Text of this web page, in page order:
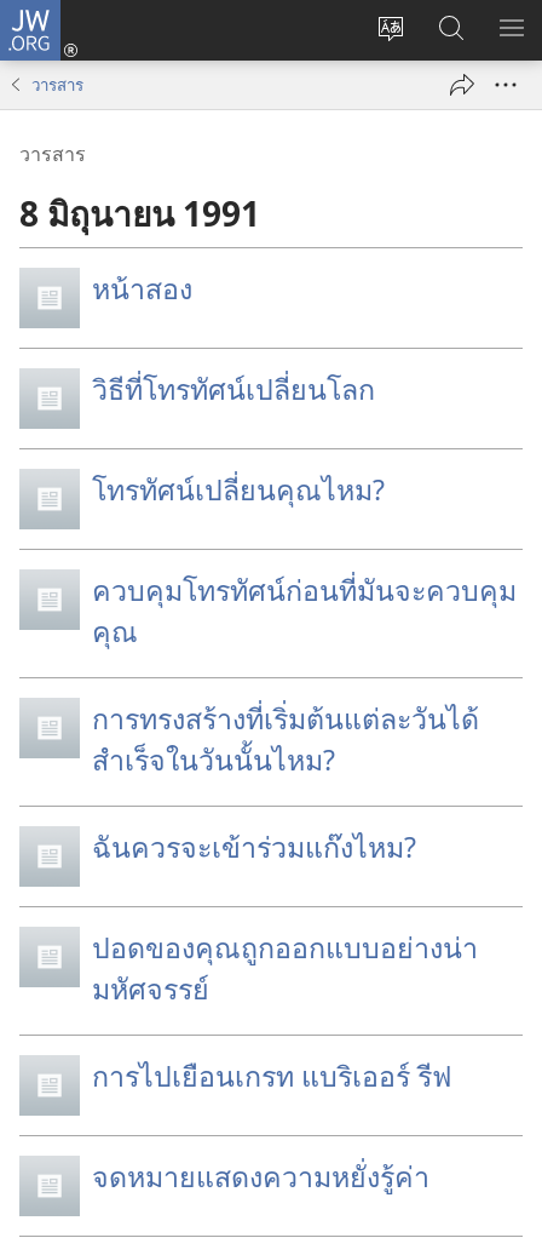
JW.ORG
เปลี่ยน
เข้า
(เปิด
ค้นหา
ใน
JW.ORG
แส
วารสาร
วารสาร
8 มิถุนายน 1991
หน้าสอง
วิธีที่โทรทัศน์เปลี่ยนโลก
โทรทัศน์เปลี่ยนคุณไหม?
ควบคุมโทรทัศน์ก่อนที่มันจะควบคุม
คุณ
การทรงสร้างที่เริ่มต้นแต่ละวันได้
สำเร็จในวันนั้นไหม?
ฉันควรจะเข้าร่วมแก๊งไหม?
ปอดของคุณถูกออกแบบอย่างน่า
มหัศจรรย์
การไปเยือนเกรท แบริเออร์ รีฟ
จดหมายแสดงความหยั่งรู้ค่า